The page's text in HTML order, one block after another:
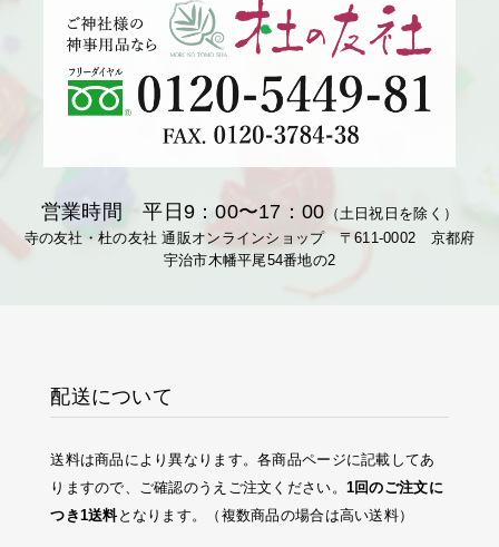
営業時間 平日9：00〜17：00 （土日祝日を除く）
寺の友社・杜の友社 通販オンラインショップ 〒611-0002 京都府
宇治市木幡平尾54番地の2
配送について
送料は商品により異なります。各商品ページに記載してあ
りますので、ご確認のうえご注文ください。 1回のご注文に
つき1送料となります。（複数商品の場合は高い送料）